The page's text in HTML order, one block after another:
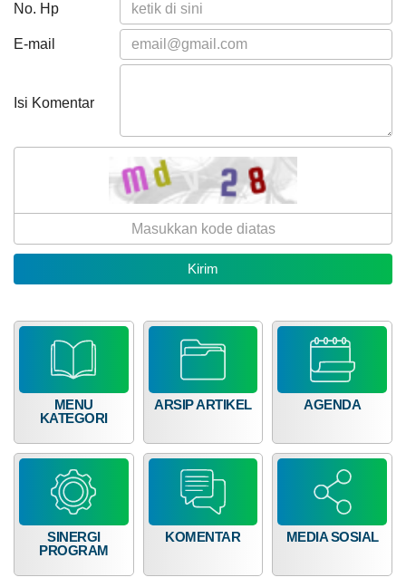
No. Hp
E-mail
Isi Komentar
MENU
KATEGORI
ARSIP ARTIKEL AGENDA
SINERGI
PROGRAM
KOMENTAR MEDIA SOSIAL
92.000.000,00
46.240.230,00
Alokasi Dana Desa